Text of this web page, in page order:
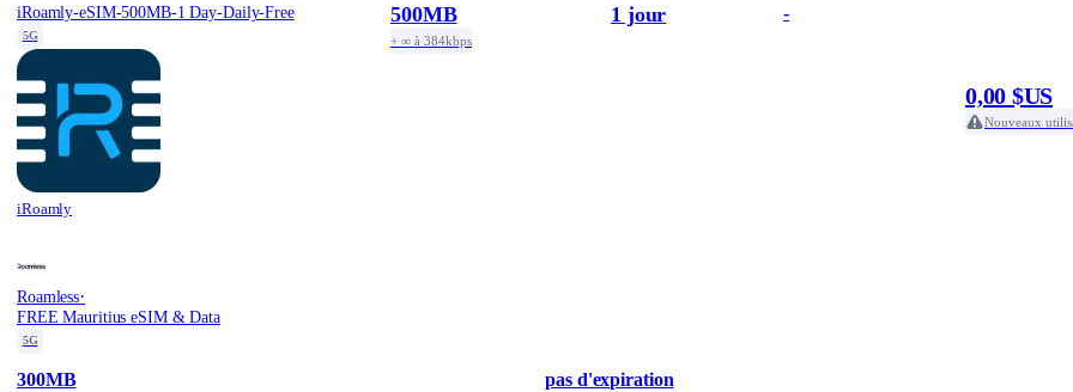
iRoamly-eSIM-500MB-1 Day-Daily-Free
5G
iRoamly
500MB
+ ∞ à 384kbps
1 jour -
0,00 $US
Nouveaux
Roamless·
FREE Mauritius eSIM & Data
5G
300MB pas d'expiration